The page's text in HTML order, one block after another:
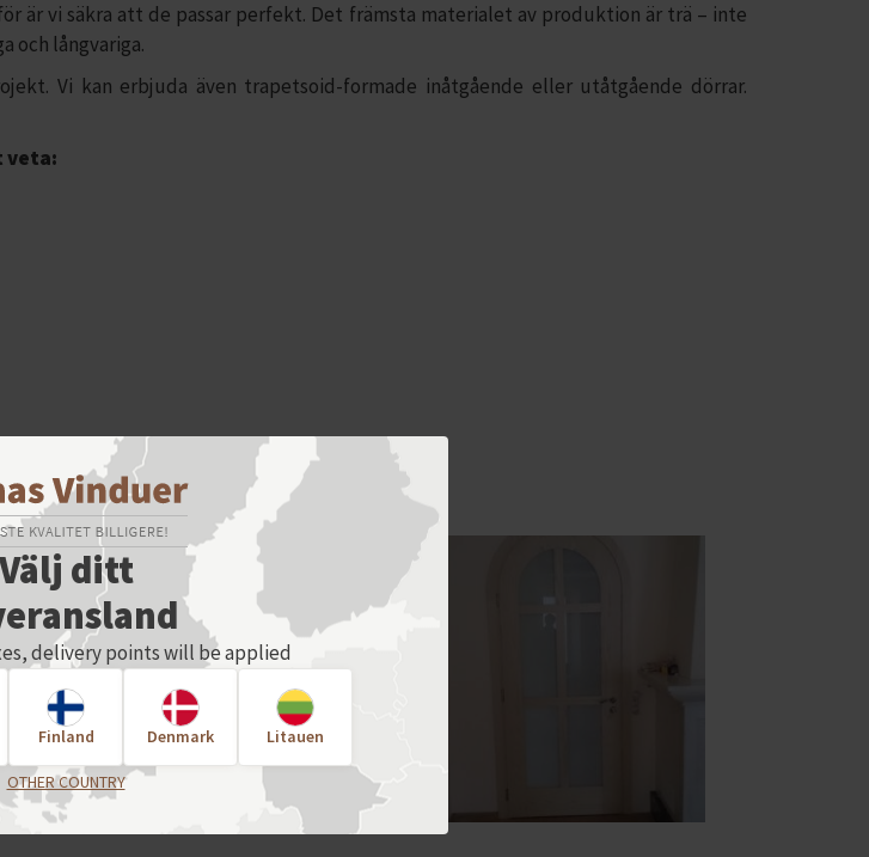
vi säkra att de passar perfekt. Det främsta materialet av produktion är trä – inte
och långvariga.
Vi kan erbjuda även trapetsoid-formade inåtgående eller utåtgående dörrar.
veta:
ditt
delivery points will be applied
Finland Denmark Litauen
OTHER COUNTRY